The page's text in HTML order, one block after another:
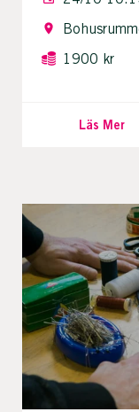
1900 kr
Läs Mer